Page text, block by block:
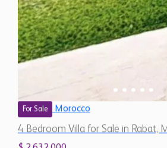
For Sale Morocco
4 Bedroom Villa for Sale in Rabat,